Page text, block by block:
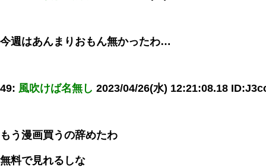
今週はあんまりおもん無かったわ…
49: 風吹けば名無し 2023/04/26(水) 12:21:08.18
もう漫画買うの辞めたわ
無料で見れるしな